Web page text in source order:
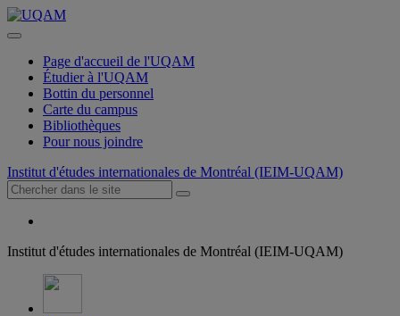
Page d'accueil de l'UQAM
Étudier à l'UQAM
Bottin du personnel
Carte du campus
Bibliothèques
Pour nous joindre
Institut d'études internationales de Montréal (IEIM-UQAM)
Institut d'études internationales de Montréal (IEIM-UQAM)